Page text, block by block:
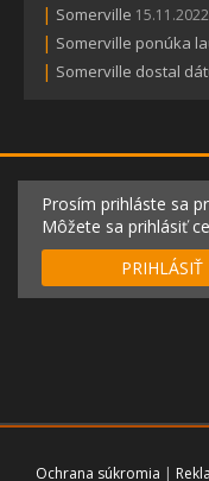
| Somerville 15.11.2022
| Somerville ponúka
| Somerville dostal
Prosím prihláste sa
Môžete sa prihlásiť
PRIHLÁSIŤ
Ochrana súkromia |